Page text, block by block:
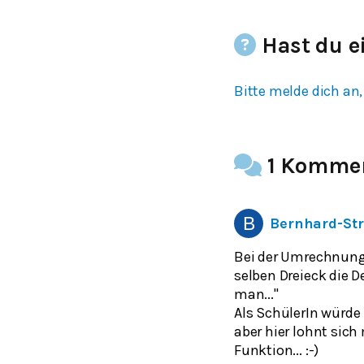
Hast du
Bitte melde dich an,
1
Bernhard-
Bei der
selben Dreieck die
man..."
Als SchülerIn
aber hier lohnt sich
Funktion... :-)